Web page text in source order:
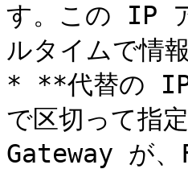
す。この IP
ルタイムで情
* **代替の
で区切って指
Gateway が